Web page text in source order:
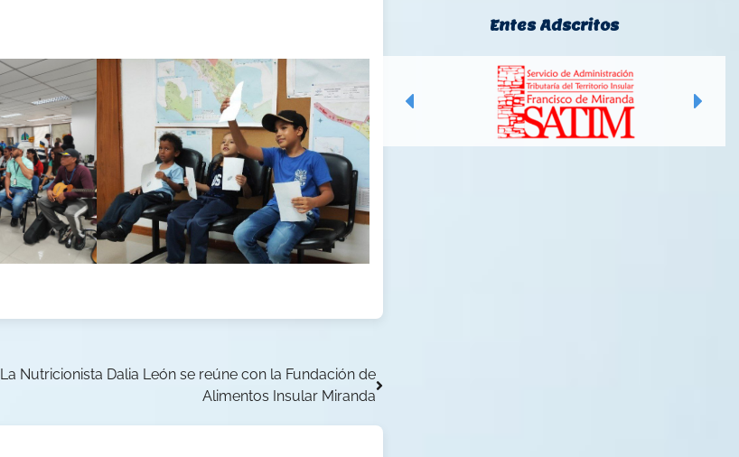
La Nutricionista Dalia León se reúne con la Fundación de
Alimentos Insular Miranda
Entes Adscritos